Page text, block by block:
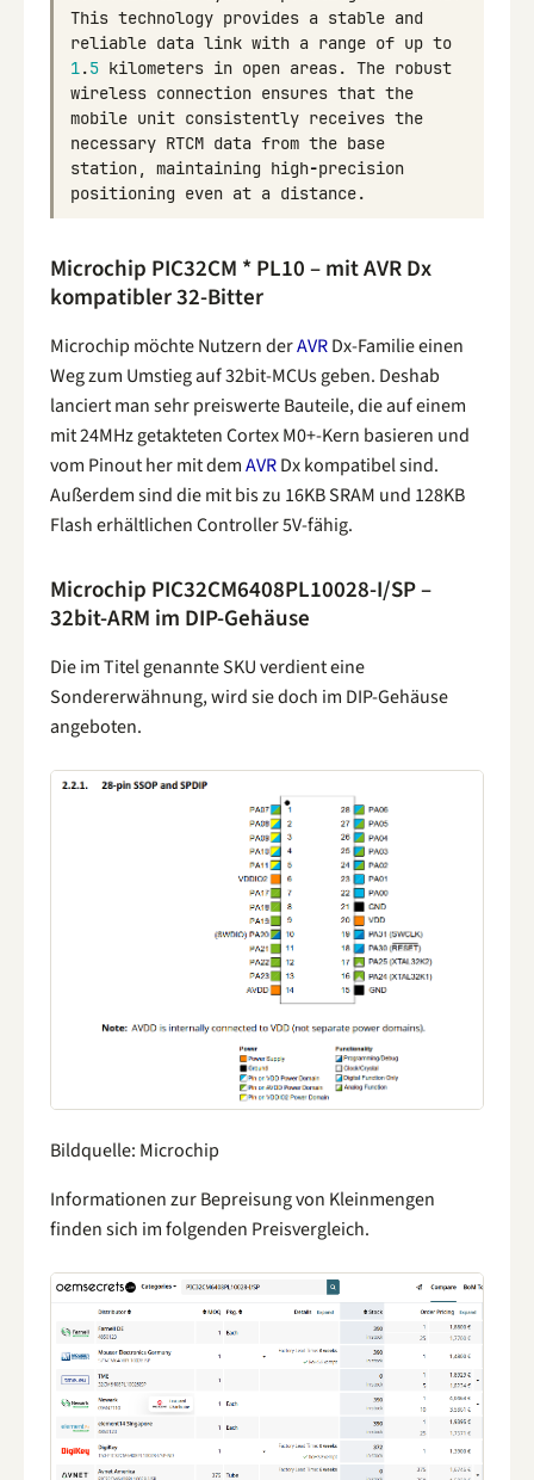
This technology provides a stable and
reliable data link with a range of up to
1.5 kilometers in open areas. The robust
wireless connection ensures that the
mobile unit consistently receives the
necessary RTCM data from the base
station, maintaining high-precision
positioning even at a distance.
Microchip PIC32CM * PL10 – mit AVR Dx
kompatibler 32-Bitter
Microchip möchte Nutzern derAVRDx-Familie einen
Weg zum Umstieg auf 32bit-MCUs geben. Deshab
lanciert man sehr preiswerte Bauteile, die auf einem
mit 24MHz getakteten Cortex M0+-Kern basieren und
vom Pinout her mit demAVRDx kompatibel sind.
Außerdem sind die mit bis zu 16KB SRAM und 128KB
Flash erhältlichen Controller 5V-fähig.
Microchip PIC32CM6408PL10028-I/SP –
32bit-ARM im DIP-Gehäuse
Die im Titel genannte SKU verdient eine
Sondererwähnung, wird sie doch im DIP-Gehäuse
angeboten.
Bildquelle: Microchip
Informationen zur Bepreisung von Kleinmengen
finden sich im folgenden Preisvergleich.